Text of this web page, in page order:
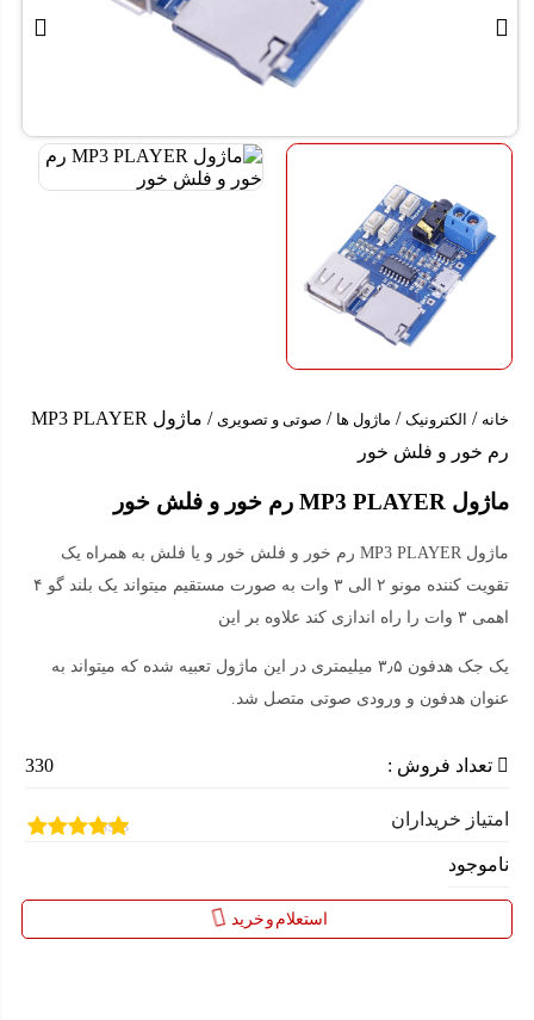
خانه / الکترونیک / ماژول ها / صوتی و تصویری
/ ماژول MP3 PLAYER
رم خور و فلش خور
ماژول MP3 PLAYER رم خور و فلش خور
ماژول MP3 PLAYER رم خور و فلش خور و یا فلش به همراه یک
تقویت کننده مونو ۲ الی ۳ وات به صورت مستقیم میتواند یک بلند گو ۴
اهمی ۳ وات را راه اندازی کند علاوه بر این
یک جک هدفون ۳٫۵ میلیمتری در این ماژول تعبیه شده که میتواند به
عنوان هدفون و ورودی صوتی متصل شد.
تعداد فروش : 330
امتیاز خریداران
ناموجود
استعلام و خرید